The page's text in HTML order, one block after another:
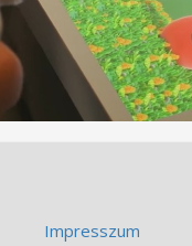
Impresszum